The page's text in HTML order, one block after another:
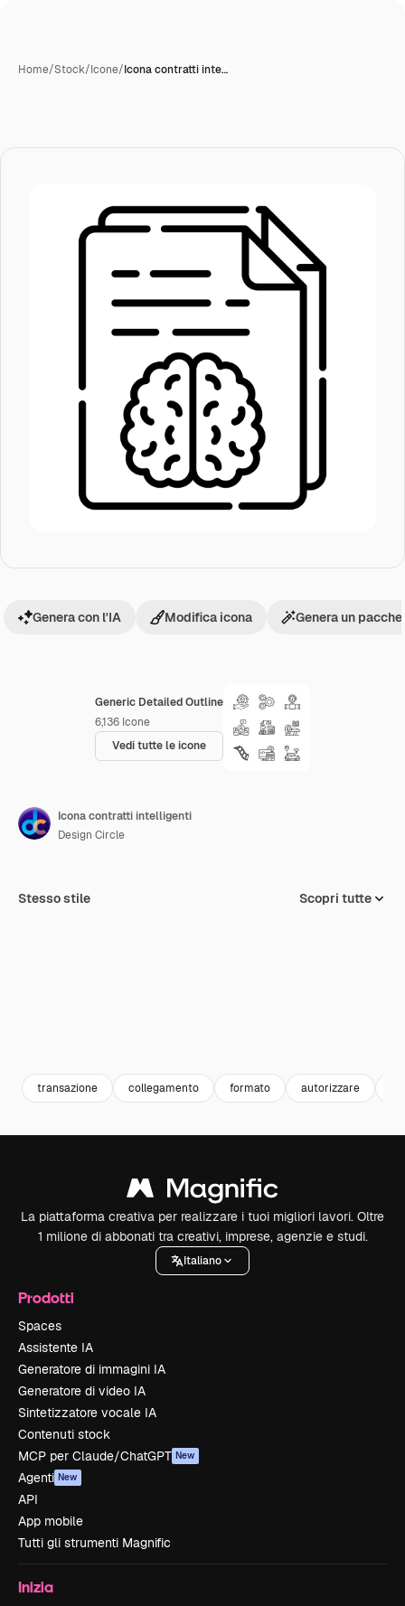
Home/Stock/Icone/Icona contratti inte…
Generic Detailed Outline
6,136 Icone
Vedi tutte le icone
Genera con l'IA Modifica icona Genera un
Icona contratti intelligenti
Design Circle
Stesso stile Scopri tutte
transazione collegamento formato autorizzare
La piattaforma creativa per realizzare i tuoi migliori lavori. Oltre
1 milione di abbonati tra creativi, imprese, agenzie e studi.
Italiano
Prodotti
Spaces
Assistente IA
Generatore di immagini IA
Generatore di video IA
Sintetizzatore vocale IA
Contenuti stock
MCP per Claude/ChatGPT New
Agenti New
API
App mobile
Tutti gli strumenti Magnific
Inizia